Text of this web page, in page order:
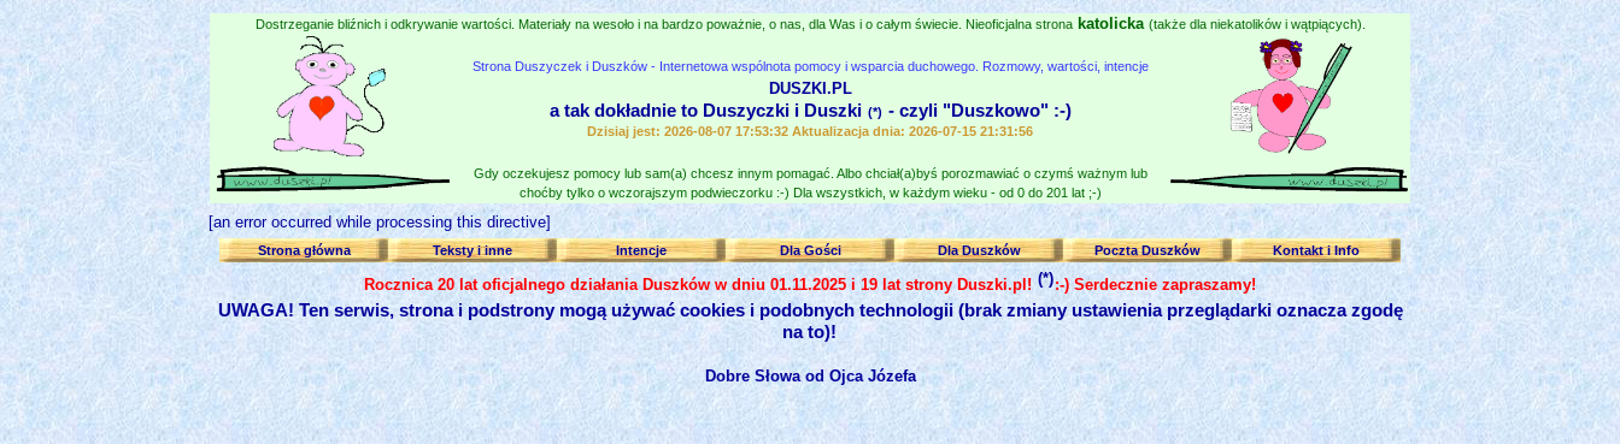
Dostrzeganie bliźnich i odkrywanie wartości. Materiały na wesoło i na bardzo poważnie, o nas, dla Was i o całym świecie. Nieoficjalna strona katolicka (także dla niekatolików i wątpiących).
Strona Duszyczek i Duszków - Internetowa wspólnota pomocy i wsparcia duchowego. Rozmowy, wartości, intencje
DUSZKI.PL
a tak dokładnie to Duszyczki i Duszki (*) - czyli "Duszkowo" :-)
Dzisiaj jest: 2026-08-07 17:53:32 Aktualizacja dnia: 2026-07-15 21:31:56
Gdy oczekujesz pomocy lub sam(a) chcesz innym pomagać. Albo chciał(a)byś porozmawiać o czymś ważnym lub
choćby tylko o wczorajszym podwieczorku :-) Dla wszystkich, w każdym wieku - od 0 do 201 lat ;-)
[an error occurred while processing this directive]
Strona główna Teksty i inne Intencje Dla Gości Dla Duszków Poczta Duszków Kontakt i Info
Rocznica 20 lat oficjalnego działania Duszków w dniu 01.11.2025 i 19 lat strony Duszki.pl! (*):-) Serdecznie zapraszamy!
UWAGA! Ten serwis, strona i podstrony mogą używać cookies i podobnych technologii (brak zmiany ustawienia przeglądarki oznacza zgodę
na to)!
Dobre Słowa od Ojca Józefa